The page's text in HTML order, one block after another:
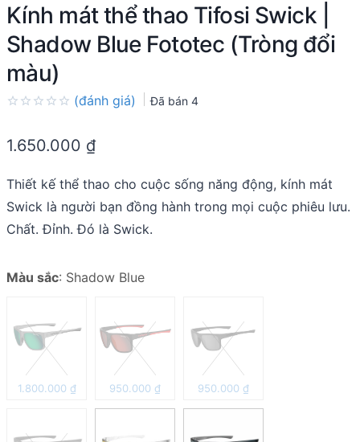
Kính mát thể thao Tifosi Swick |
Shadow Blue Fototec (Tròng đổi
màu)
out
(đánh giá) Đã bán 4
1.650.000 ₫
Thiết kế thể thao cho cuộc sống năng động, kính mát
Swick là người bạn đồng hành trong mọi cuộc phiêu lưu.
Chất. Đỉnh. Đó là Swick.
Màu sắc: Shadow Blue
1.800.000 ₫ 950.000 ₫ 950.000 ₫